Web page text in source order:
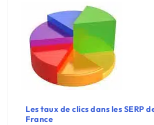
Les taux de clics dans les SERP
France